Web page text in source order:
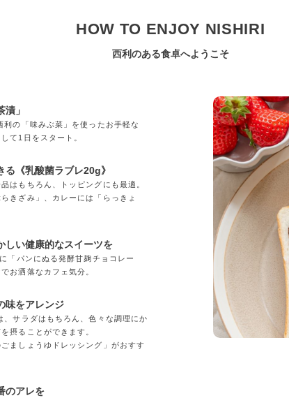
HOW TO ENJOY NISHIRI
西利のある食卓へようこそ
」
の「味みぶ菜」を使ったお手軽な
て1日をスタート。
《乳酸菌ラブレ20g》
はもちろん、トッピングにも最適。
きざみ」、カレーには「らっきょ
しい健康的なスイーツを
「パンにぬる発酵甘麹チョコレー
お洒落なカフェ気分。
味をアレンジ
サラダはもちろん、色々な調理にか
摂ることができます。
ましょうゆドレッシング」がおすす
のアレを